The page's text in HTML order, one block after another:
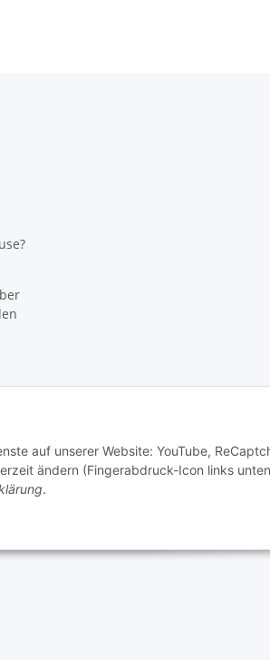
&
auf unserer Website: YouTube,
ändern (Fingerabdruck-Icon links
.